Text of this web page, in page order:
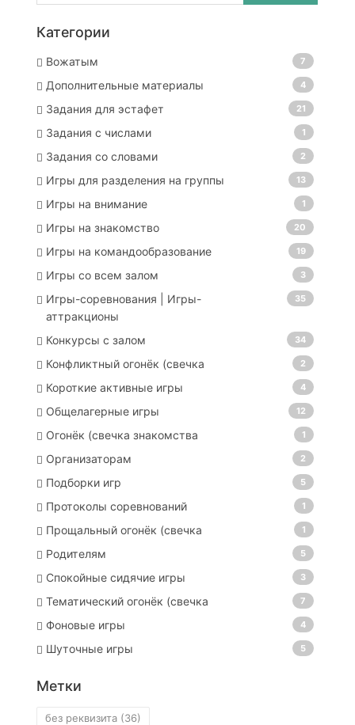
Категории
Вожатым 7
Дополнительные материалы 4
Задания для эстафет 21
Задания с числами 1
Задания со словами 2
Игры для разделения на группы 13
Игры на внимание 1
Игры на знакомство 20
Игры на командообразование 19
Игры со всем залом 3
Игры-соревнования | Игры-
аттракционы
35
Конкурсы с залом 34
Конфликтный огонёк (свечка 2
Короткие активные игры 4
Общелагерные игры 12
Огонёк (свечка знакомства 1
Организаторам 2
Подборки игр 5
Протоколы соревнований 1
Прощальный огонёк (свечка 1
Родителям 5
Спокойные сидячие игры 3
Тематический огонёк (свечка 7
Фоновые игры 4
Шуточные игры 5
Метки
без реквизита(36)